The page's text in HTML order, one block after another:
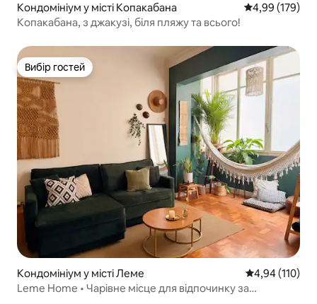
Кондомініум у місті Копакабана Середня
4,99 (179)
Копакабана, з джакузі, біля пляжу та всього!
Вибір гостей
Вибір гостей
Кондомініум у місті Леме Середня
4,94 (110)
Leme Home • Чарівне місце для відпочинку за